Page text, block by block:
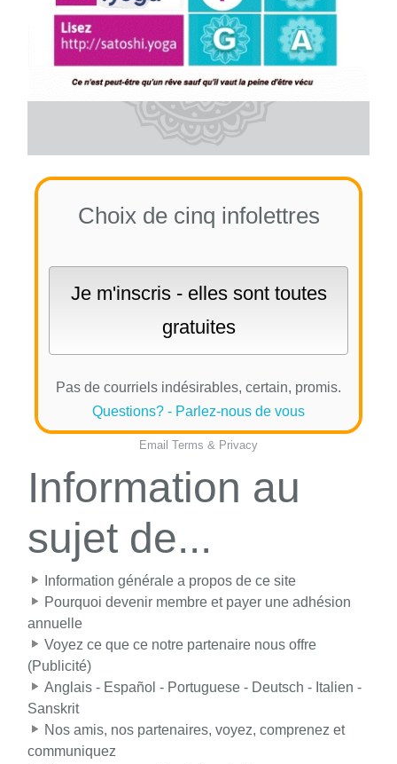
Choix de cinq infolettres
Pas de courriels indésirables, certain, promis.
Questions? - Parlez-nous de vous
Email Terms & Privacy
Information au
sujet de...
Information générale a propos de ce site
Pourquoi devenir membre et payer une adhésion
annuelle
Voyez ce que ce notre partenaire nous offre
(Publicité)
Anglais - Español - Portuguese - Deutsch - Italien -
Sanskrit
Nos amis, nos partenaires, voyez, comprenez et
communiquez